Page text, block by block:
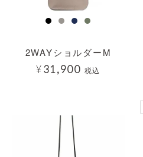
2WAYショルダーM
¥31,900 税込